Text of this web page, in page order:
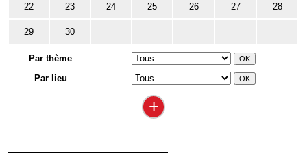
22 23 24 25 26 27 28
29 30
Par thème
Par lieu
+